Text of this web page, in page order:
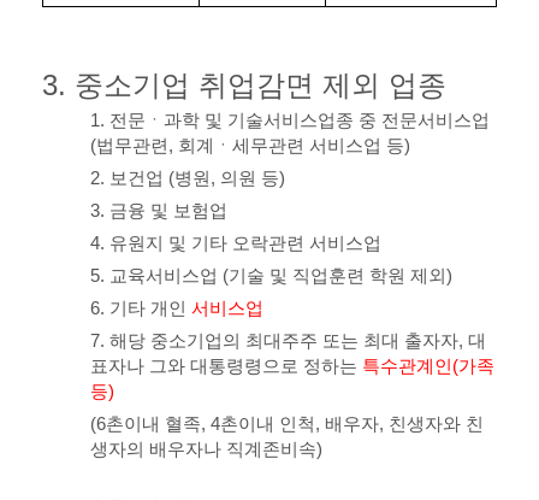
3. 중소기업 취업감면 제외 업종
1. 전문 ㆍ 과학 및 기술서비스업종 중 전문서비스업
(법무관련 , 회계 ㆍ 세무관련 서비스업 등)
2. 보건업 (병원 , 의원 등)
3. 금융 및 보험업
4. 유원지 및 기타 오락관련 서비스업
5. 교육서비스업 (기술 및 직업훈련 학원 제외 )
6. 기타 개인 서비스업
7. 해당 중소기업의 최대주주 또는 최대 출자자, 대
표자나 그와 대통령령으로 정하는 특수관계인(가족
등)
(6촌이내 혈족, 4촌이내 인척, 배우자, 친생자와 친
생자의 배우자나 직계존비속)